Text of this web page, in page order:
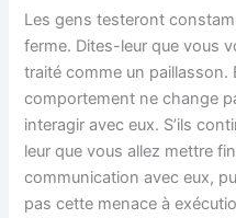
Les gens testeront
ferme. Dites-leur que vous
traité comme un paillasson.
comportement ne change
interagir avec eux. S’ils
leur que vous allez mettre
communication avec eux,
pas cette menace à